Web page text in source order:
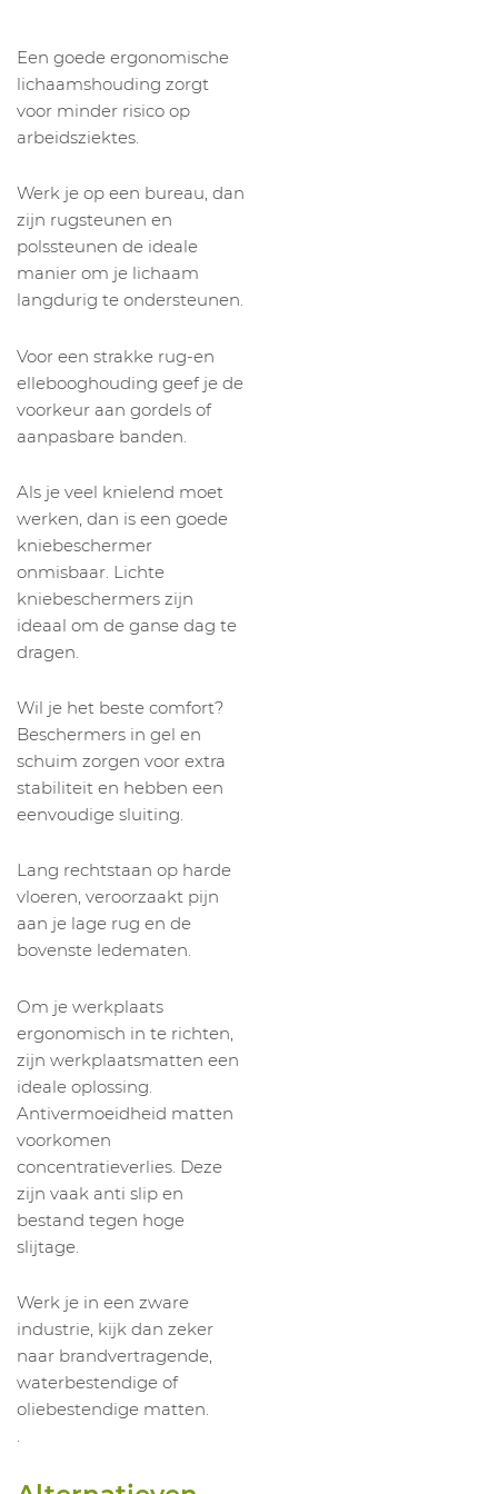
Een goede ergonomische
lichaamshouding zorgt
voor minder risico op
arbeidsziektes.
Werk je op een bureau, dan
zijn rugsteunen en
polssteunen de ideale
manier om je lichaam
langdurig te ondersteunen.
Voor een strakke rug-en
ellebooghouding geef je de
voorkeur aan gordels of
aanpasbare banden.
Als je veel knielend moet
werken, dan is een goede
kniebeschermer
onmisbaar. Lichte
kniebeschermers zijn
ideaal om de ganse dag te
dragen.
Wil je het beste comfort?
Beschermers in gel en
schuim zorgen voor extra
stabiliteit en hebben een
eenvoudige sluiting.
Lang rechtstaan op harde
vloeren, veroorzaakt pijn
aan je lage rug en de
bovenste ledematen.
Om je werkplaats
ergonomisch in te richten,
zijn werkplaatsmatten een
ideale oplossing.
Antivermoeidheid matten
voorkomen
concentratieverlies. Deze
zijn vaak anti slip en
bestand tegen hoge
slijtage.
Werk je in een zware
industrie, kijk dan zeker
naar brandvertragende,
waterbestendige of
oliebestendige matten.